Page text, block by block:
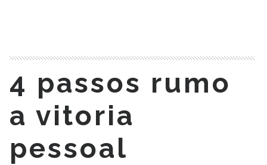
4 passos rumo
a vitoria
pessoal